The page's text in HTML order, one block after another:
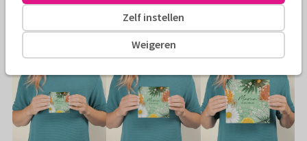
Adres: Achterop de kaart
Formaten Weigeren
Zelf instellen